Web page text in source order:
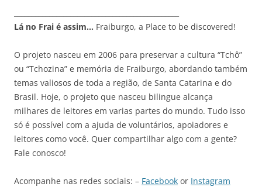
Lá no Frai é assim… Fraiburgo, a Place to be discovered!
O projeto nasceu em 2006 para preservar a cultura “Tchô”
ou “Tchozina” e memória de Fraiburgo, abordando também
temas valiosos de toda a região, de Santa Catarina e do
Brasil. Hoje, o projeto que nasceu bilingue alcança
milhares de leitores em varias partes do mundo. Tudo isso
só é possível com a ajuda de voluntários, apoiadores e
leitores como você. Quer compartilhar algo com a gente?
Fale conosco!
Acompanhe nas redes sociais: – Facebook or Instagram